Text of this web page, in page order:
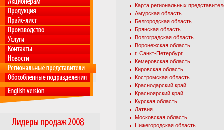
Карта региональных
Амурская область
Белгородская область
Брянская область
Волгоградская область
Воронежская область
г. Санкт-Петербург
Кемеровская область
Кировская область
Костромская область
Краснодарский край
Красноярский край
Курская область
Латвия
Московская область
Нижегородская область